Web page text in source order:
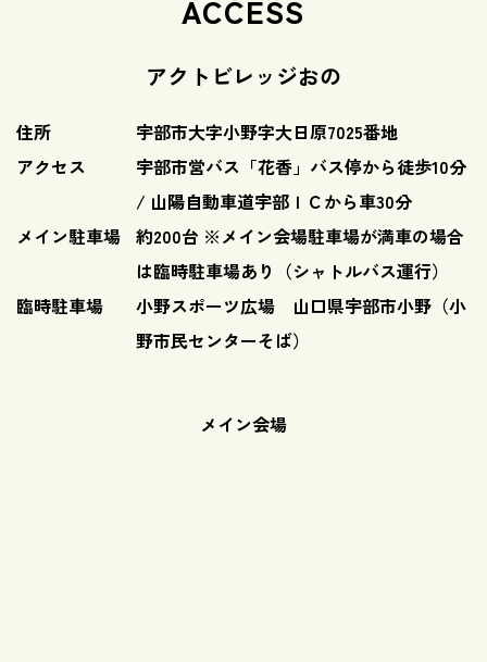
ACCESS
アクトビレッジおの
住所
宇部市大字小野字大日原7025番地
アクセス
宇部市営バス「花香」バス停から徒歩10分
/ 山陽自動車道宇部ＩＣから車30分
メイン駐車場 約200台 ※メイン会場駐車場が満車の場合
は臨時駐車場あり（シャトルバス運行）
臨時駐車場
小野スポーツ広場 山口県宇部市小野（小
野市民センターそば）
メイン会場